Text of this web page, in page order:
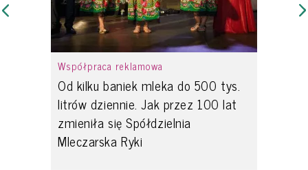
Współpraca reklamowa
Od kilku baniek mleka do 500 tys.
litrów dziennie. Jak przez 100 lat
zmieniła się Spółdzielnia
Mleczarska Ryki